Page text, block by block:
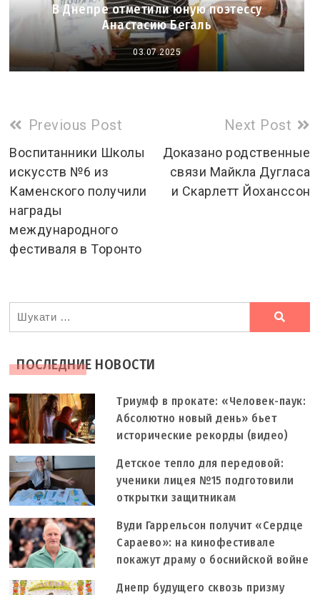
В Днепре отметили юную поэтессу
Анастасию Бегаль
03.07.2025
Read
more
articles
Previous Post
Воспитанники Школы
искусств №6 из
Каменского получили
награды
международного
фестиваля в Торонто
Next Post
Доказано родственные
связи Майкла Дугласа
и Скарлетт Йоханссон
Ви
шукали
ПОСЛЕДНИЕ НОВОСТИ
Триумф в прокате: «Человек-паук:
Абсолютно новый день» бьет
исторические рекорды (видео)
Детское тепло для передовой:
ученики лицея №15 подготовили
открытки защитникам
Вуди Гаррельсон получит «Сердце
Сараево»: на кинофестивале
покажут драму о боснийской войне
Днепр будущего сквозь призму